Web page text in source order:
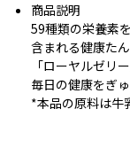
商品説明
59種類の栄養素
含まれる健康た
「ローヤルゼリ
毎日の健康をぎ
*本品の原料は牛